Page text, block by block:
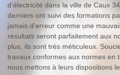
d’électricité dans la ville de Caux
derniers ont suivi des formations
jamais d’erreur comme une
résultats seront parfaitement aux
plus, ils sont très méticuleux.
travaux conformes aux normes en
nous mettons à leurs dispositions